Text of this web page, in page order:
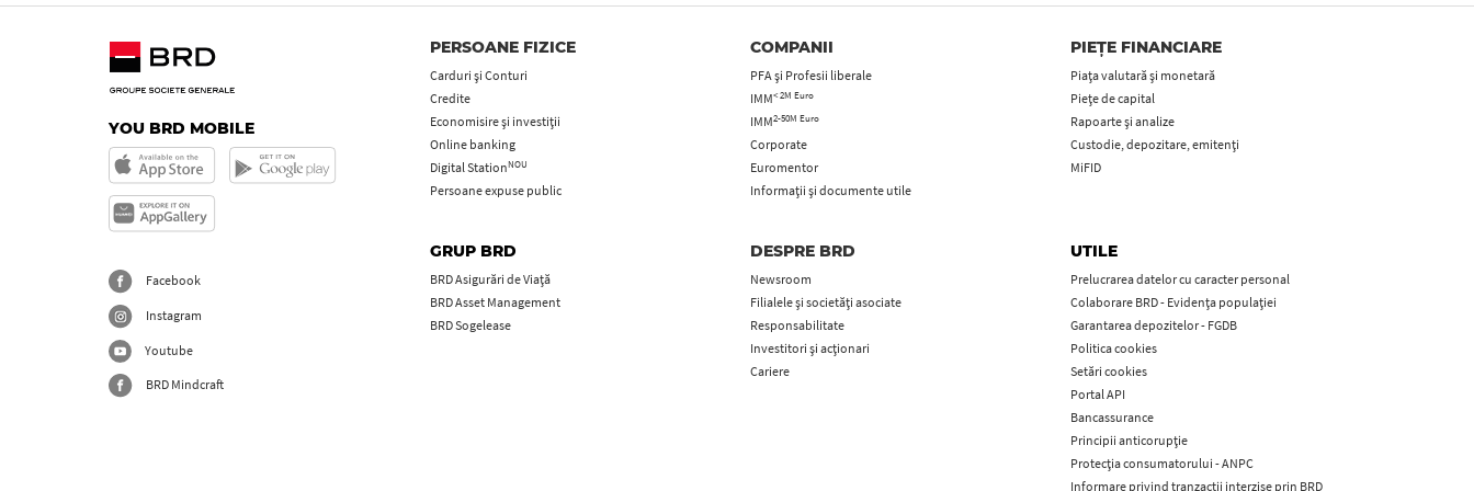
YOU BRD MOBILE
Facebook
Instagram
Youtube
BRD Mindcraft
PERSOANE FIZICE
Carduri şi Conturi
Credite
Economisire și investiții
Online banking
Digital StationNOU
Persoane expuse public
COMPANII
PFA şi Profesii liberale
IMM< 2M Euro
IMM2-50M Euro
Corporate
Euromentor
Informații și documente utile
PIEȚE FINANCIARE
Piața valutară și monetară
Piețe de capital
Rapoarte și analize
Custodie, depozitare, emitenți
MiFID
GRUP BRD
BRD Asigurări de Viață
BRD Asset Management
BRD Sogelease
DESPRE BRD
Newsroom
Filialele și societăți asociate
Responsabilitate
Investitori și acționari
Cariere
UTILE
Prelucrarea datelor cu caracter personal
Colaborare BRD - Evidența populației
Garantarea depozitelor - FGDB
Politica cookies
Setări cookies
Portal API
Bancassurance
Principii anticorupţie
Protecţia consumatorului - ANPC
Informare privind tranzacții interzise prin BRD